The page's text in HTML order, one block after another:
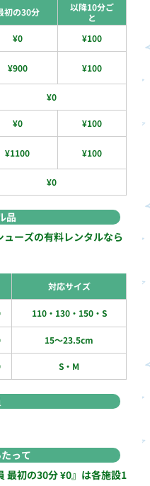
初の30分
以降10分ご
と
¥0
¥100
¥900 ¥100
¥0
¥0
¥100
¥1100 ¥100
¥0
品
ーズの有料レンタルなら
対応サイズ
110・130・150・S
15～23.5cm
S・M
って
最初の30分 ¥0』は各施設1